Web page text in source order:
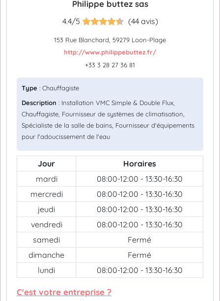
Philippe buttez sas
4.4/5 (44 avis)
153 Rue Blanchard, 59279 Loon-Plage
http://www.philippebuttez.fr/
+33 3 28 27 36 81
Type : Chauffagiste
Description : Installation VMC Simple & Double Flux,
Chauffagiste, Fournisseur de systèmes de climatisation,
Spécialiste de la salle de bains, Fournisseur d'équipements
pour l'adoucissement de l'eau
Jour
Horaires
mardi
08:00-12:00 - 13:30-16:30
mercredi
08:00-12:00 - 13:30-16:30
jeudi
08:00-12:00 - 13:30-16:30
vendredi
08:00-12:00 - 13:30-16:30
samedi
Fermé
dimanche
Fermé
lundi
08:00-12:00 - 13:30-16:30
C'est votre entreprise ?